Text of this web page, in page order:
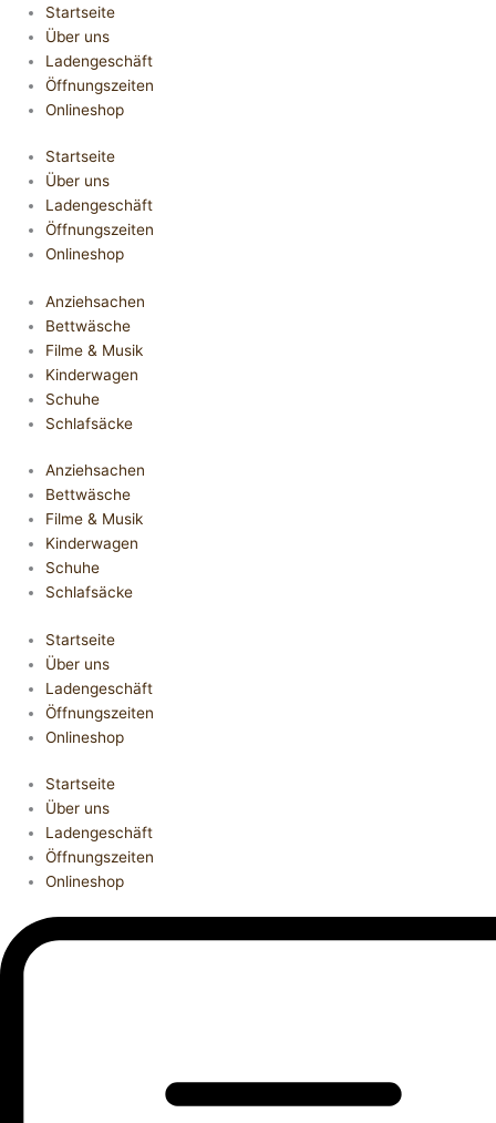
Startseite
Über uns
Ladengeschäft
Öffnungszeiten
Onlineshop
Startseite
Über uns
Ladengeschäft
Öffnungszeiten
Onlineshop
Anziehsachen
Bettwäsche
Filme & Musik
Kinderwagen
Schuhe
Schlafsäcke
Anziehsachen
Bettwäsche
Filme & Musik
Kinderwagen
Schuhe
Schlafsäcke
Startseite
Über uns
Ladengeschäft
Öffnungszeiten
Onlineshop
Startseite
Über uns
Ladengeschäft
Öffnungszeiten
Onlineshop